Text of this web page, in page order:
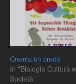
Crearsi un credo
In "Biologia Cultura e
Società"